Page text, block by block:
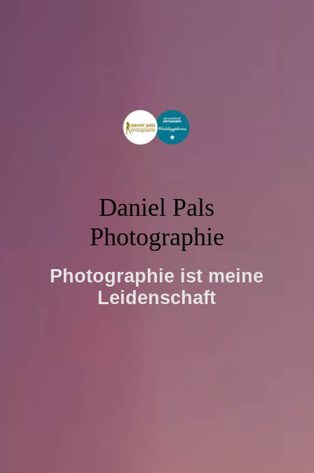
Daniel Pals
Photographie
Photographie ist meine
Leidenschaft